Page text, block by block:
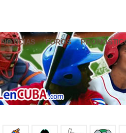
NOTICIAS FOROS